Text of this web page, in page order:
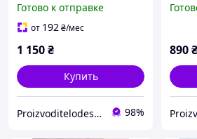
спинкой, большие
размеры 50 60, модель
Готово к отправке
от 192₴/мес
1 150₴
Купить
ProizvoditelodesaUA 98%
890₴